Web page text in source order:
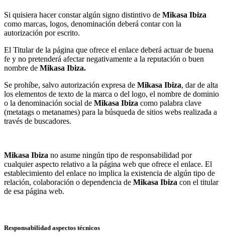
Si quisiera hacer constar algún signo distintivo de Mikasa Ibiza
como marcas, logos, denominación deberá contar con la
autorización por escrito.
El Titular de la página que ofrece el enlace deberá actuar de buena
fe y no pretenderá afectar negativamente a la reputación o buen
nombre de Mikasa Ibiza.
Se prohíbe, salvo autorización expresa de Mikasa Ibiza, dar de alta
los elementos de texto de la marca o del logo, el nombre de dominio
o la denominación social de Mikasa Ibiza como palabra clave
(metatags o metanames) para la búsqueda de sitios webs realizada a
través de buscadores.
Mikasa Ibiza no asume ningún tipo de responsabilidad por
cualquier aspecto relativo a la página web que ofrece el enlace. El
establecimiento del enlace no implica la existencia de algún tipo de
relación, colaboración o dependencia de Mikasa Ibiza con el titular
de esa página web.
Responsabilidad aspectos técnicos